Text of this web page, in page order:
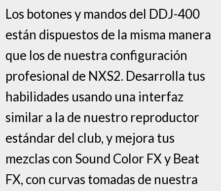
Los botones y mandos del DDJ-400
están dispuestos de la misma manera
que los de nuestra configuración
profesional de NXS2. Desarrolla tus
habilidades usando una interfaz
similar a la de nuestro reproductor
estándar del club, y mejora tus
mezclas con Sound Color FX y Beat
FX, con curvas tomadas de nuestra